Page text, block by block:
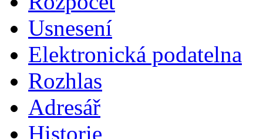
Usnesení
Elektronická podatelna
Rozhlas
Adresář
Historie